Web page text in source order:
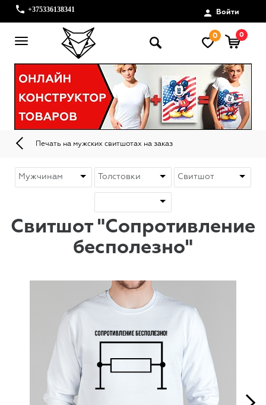
+375336138341 Войти
0 0
Печать на мужских свитшотах на заказ
Свитшот "Сопротивление
бесполезно"